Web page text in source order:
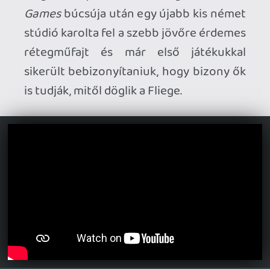
nem kizárt még az sem, hogy nekiugrok az
első Desperadosnak, az is megvan
Steamen és amellett hogy szépen
öregedett még problémamentesen is fut.
axl 2025.05.21 11:52:52
Nyilván az eredeti Commandos fektette le
(amelyek mögött hasalva nem-, de állva
ban is megvoltak.